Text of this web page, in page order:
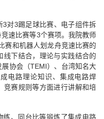
对3踢足球比赛、电子组件拆
速比赛等3个赛项。我院教师
赛和机器人划龙舟竞速比赛的
线下结合，理论与实践结合的
协会（TEMI）、台湾知名大
电路理论知识、集成电路焊
竞赛规则等方面进行讲解和培
练、同台比等锻炼了集成电路